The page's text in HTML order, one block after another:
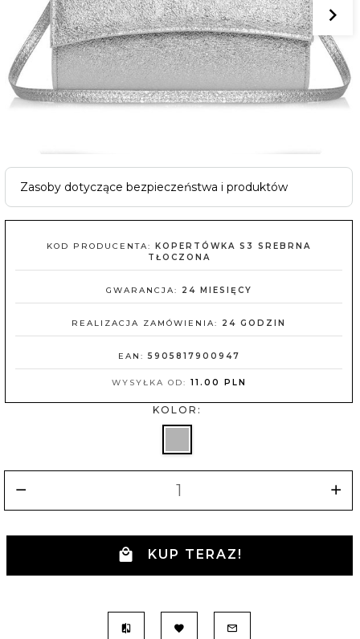
Zasoby dotyczące bezpieczeństwa i produktów
KOD PRODUCENTA:
KOPERTÓWKA S3 SREBRNA
TŁOCZONA
GWARANCJA: 24 MIESIĘCY
REALIZACJA ZAMÓWIENIA: 24 GODZIN
EAN: 5905817900947
WYSYŁKA OD: 11.00 PLN
KOLOR:
KUP TERAZ!